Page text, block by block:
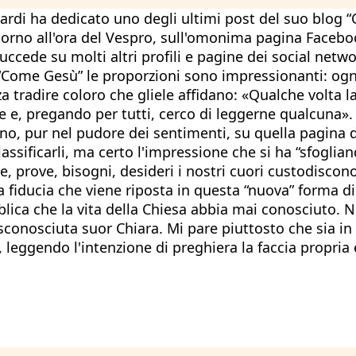
ha dedicato uno degli ultimi post del suo blog
all'ora del Vespro, sull'omonima pagina
su molti altri profili e pagine dei social
Gesù” le proporzioni sono impressionanti:
tradire coloro che gliele affidano: «Qualche volta
pregando per tutti, cerco di leggerne
pur nel pudore dei sentimenti, su quella pagina
ma certo l'impressione che si ha
prove, bisogni, desideri i nostri cuori
che viene riposta in questa “nuova” forma
che la vita della Chiesa abbia mai conosciuto.
suor Chiara. Mi pare piuttosto che sia
l'intenzione di preghiera la faccia propria